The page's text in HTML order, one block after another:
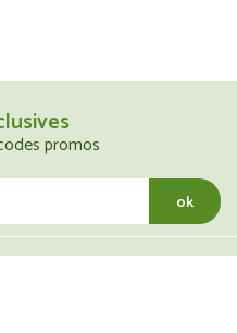
promos